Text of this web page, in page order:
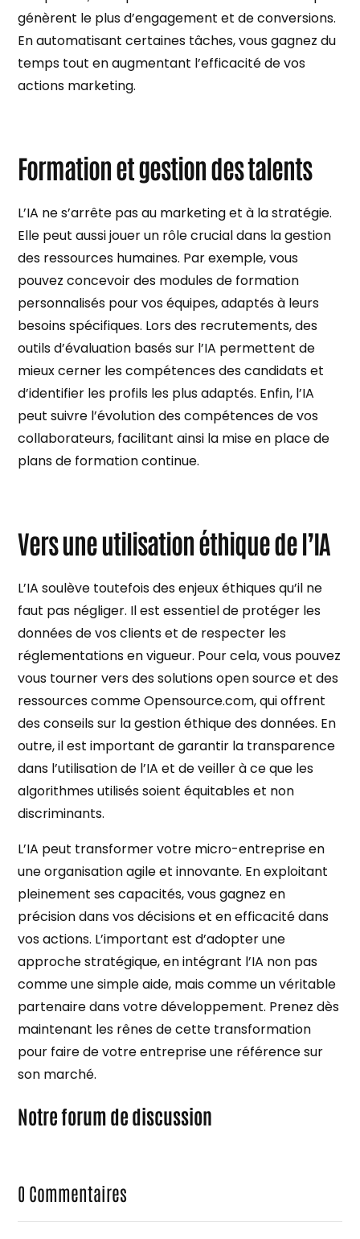
génèrent le plus d’engagement et de conversions.
En automatisant certaines tâches, vous gagnez du
temps tout en augmentant l’efficacité de vos
actions marketing.
Formation et gestion des talents
L’IA ne s’arrête pas au marketing et à la stratégie.
Elle peut aussi jouer un rôle crucial dans la gestion
des ressources humaines. Par exemple, vous
pouvez concevoir des modules de formation
personnalisés pour vos équipes, adaptés à leurs
besoins spécifiques. Lors des recrutements, des
outils d’évaluation basés sur l’IA permettent de
mieux cerner les compétences des candidats et
d’identifier les profils les plus adaptés. Enfin, l’IA
peut suivre l’évolution des compétences de vos
collaborateurs, facilitant ainsi la mise en place de
plans de formation continue.
Vers une utilisation éthique de l’IA
L’IA soulève toutefois des enjeux éthiques qu’il ne
faut pas négliger. Il est essentiel de protéger les
données de vos clients et de respecter les
réglementations en vigueur. Pour cela, vous pouvez
vous tourner vers des solutions open source et des
ressources comme Opensource.com, qui offrent
des conseils sur la gestion éthique des données. En
outre, il est important de garantir la transparence
dans l’utilisation de l’IA et de veiller à ce que les
algorithmes utilisés soient équitables et non
discriminants.
L’IA peut transformer votre micro-entreprise en
une organisation agile et innovante. En exploitant
pleinement ses capacités, vous gagnez en
précision dans vos décisions et en efficacité dans
vos actions. L’important est d’adopter une
approche stratégique, en intégrant l’IA non pas
comme une simple aide, mais comme un véritable
partenaire dans votre développement. Prenez dès
maintenant les rênes de cette transformation
pour faire de votre entreprise une référence sur
son marché.
Notre forum de discussion
0 Commentaires